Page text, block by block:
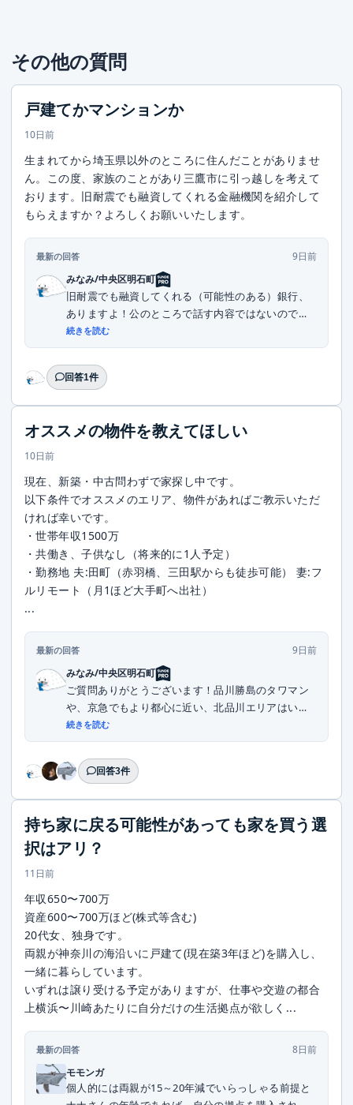
その他の質問
戸建てかマンションか
10日前
生まれてから埼玉県以外のところに住んだことがありませ
ん。この度、家族のことがあり三鷹市に引っ越しを考えて
おります。旧耐震でも融資してくれる金融機関を紹介して
もらえますか？よろしくお願いいたします。
最新の回答
9日前
みなみ/中央区明石町
旧耐震でも融資してくれる（可能性のある）銀行、
ありますよ！公のところで話す内容ではないので、
DMい...
続きを読む
回答1件
オススメの物件を教えてほしい
10日前
現在、新築・中古問わずで家探し中です。
以下条件でオススメのエリア、物件があればご教示いただ
ければ幸いです。
・世帯年収1500万
・共働き、子供なし（将来的に1人予定）
・勤務地 夫:田町（赤羽橋、三田駅からも徒歩可能） 妻:フ
ルリモート（月1ほど大手町へ出社）
...
最新の回答
9日前
みなみ/中央区明石町
ご質問ありがとうございます！品川勝島のタワマン
や、京急でもより都心に近い、北品川エリアはいか
がでし...
続きを読む
回答3件
持ち家に戻る可能性があっても家を買う選
択はアリ？
11日前
年収650〜700万
資産600〜700万ほど(株式等含む)
20代女、独身です。
両親が神奈川の海沿いに戸建て(現在築3年ほど)を購入し、
一緒に暮らしています。
いずれは譲り受ける予定がありますが、仕事や交遊の都合
上横浜〜川崎あたりに自分だけの生活拠点が欲しく...
最新の回答
8日前
モモンガ
個人的には両親が15～20年減でいらっしゃる前提と